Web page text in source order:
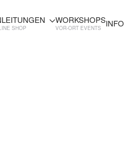
SHOP
WORKSHOPS
VOR-ORT EVENTS INFO